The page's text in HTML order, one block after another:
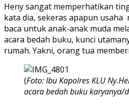
Heny sangat memperhatikan
kata dia, sekeras apapun
baca untuk anak-anak muda
acara bedah buku, kunci
rumah. Yakni, orang tua
(Foto: Ibu Kapolres KLU
acara bedah buku karyanya/